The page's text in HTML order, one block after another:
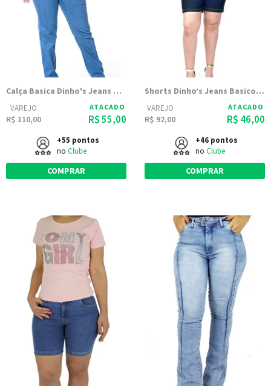
Calça Basica Dinho's Jeans Delave Bolso Antifurto - Feminina
VAREJO
R$ 110,00
ATACADO
R$ 55,00
+55 pontos
no Clube
COMPRAR
Shorts Dinho’s Jeans Basico Amaciada - Femenino
VAREJO
R$ 92,00
ATACADO
R$ 46,00
+46 pontos
no Clube
COMPRAR